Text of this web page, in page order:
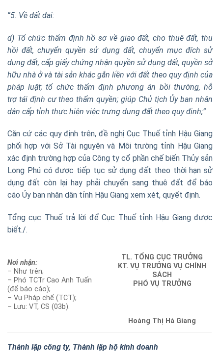
“5. Về đất đai:
d) Tổ chức thẩm định hồ sơ về giao đất, cho thuê đất, thu
hồi đất, chuyển quyền sử dụng đất, chuyển mục đích sử
dụng đất, cấp giấy chứng nhận quyền sử dụng đất, quyền sở
hữu nhà ở và tài sản khác gắnliền với đất theo quy định của
pháp luật; tổ chức thẩm định phương án bồi thường, hỗ
trợ tái định cư theo thẩm quyền; giúp Chủ tịch Ủy ban nhân
dân cấp tỉnh thực hiện việc trưng dụng đất theo quy định;”
Căn cứ các quy định trên, đề nghị Cục Thuế tỉnh Hậu Giang
phối hợp với Sở Tài nguyên và Môi trường tỉnh Hậu Giang
xác định trường hợp của Công ty cổ phần chế biến Thủy sản
Long Phú có được tiếp tục sử dụng đất theo thời hạn sử
dụng đất còn lại hay phải chuyển sang thuê đất đểbáo
cáo Ủy ban nhân dân tỉnh Hậu Giang xem xét, quyết định.
Tổng cục Thuế trả lời để Cục Thuế tỉnh Hậu Giang được
biết./.
Nơi nhận:
– Như trên;
– Phó TCTr Cao Anh Tuấn
(để báo cáo);
– Vụ Pháp chế (TCT);
– Lưu: VT, CS (03b).
TL. TỔ NG CỤC TRƯỞNG
KT. VỤ TRƯỞNG VỤ CHÍNH
SÁCH
PHÓ VỤ TRƯỞNG
H oàng Thị Hà Giang
Thành lập công ty, Thành lập hộ kinh doanh